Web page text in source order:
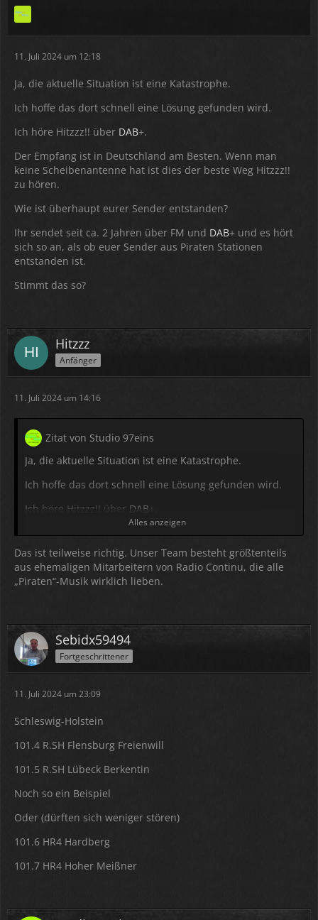
Auch auf 93,0MHz konnte man nur Störungen
ankommt und darum nix zu hören war.
2x die selbe Frequenz zu nutzen in einem kleinen
6,8kW, das wär was
Groetjes!
11. Juli 2024 um 12:18
Ja, die aktuelle Situation ist eine Katastrophe.
Ich hoffe das dort schnell eine Lösung gefunden wird.
Ich höre Hitzzz!! über DAB+.
Der Empfang ist in Deutschland am Besten. Wenn man
keine Scheibenantenne hat ist dies der beste Weg Hitzzz!!
zu hören.
Wie ist überhaupt eurer Sender entstanden?
Ihr sendet seit ca. 2 Jahren über FM und DAB+ und es hört
sich so an, als ob euer Sender aus Piraten Stationen
entstanden ist.
Stimmt das so?
Hitzzz
Anfänger
11. Juli 2024 um 14:16
Zitat von Studio 97eins
Ja, die aktuelle Situation ist eine Katastrophe.
Ich hoffe das dort schnell eine Lösung gefunden wird.
Ich höre Hitzzz!! über DAB
Der Empfang ist in Deutschland am Besten. Wenn man
keine Scheibenantenne hat ist dies der beste Weg
Hitzzz!! zu hören.
Wie ist überhaupt eurer Sender entstanden?
hört sich so an, als ob euer Sender aus Piraten Stationen
entstanden ist.
Stimmt das so?
Alles anzeigen
Das ist teilweise richtig. Unser Team besteht größtenteils
aus ehemaligen Mitarbeitern von Radio Continu, die alle
„Piraten“-Musik wirklich lieben.
Sebidx59494
Fortgeschrittener
11. Juli 2024 um 23:09
Schleswig-Holstein
101.4 R.SH Flensburg Freienwill
101.5 R.SH Lübeck Berkentin
Noch so ein Beispiel
Oder (dürften sich weniger stören)
101.6 HR4 Hardberg
101.7 HR4 Hoher Meißner